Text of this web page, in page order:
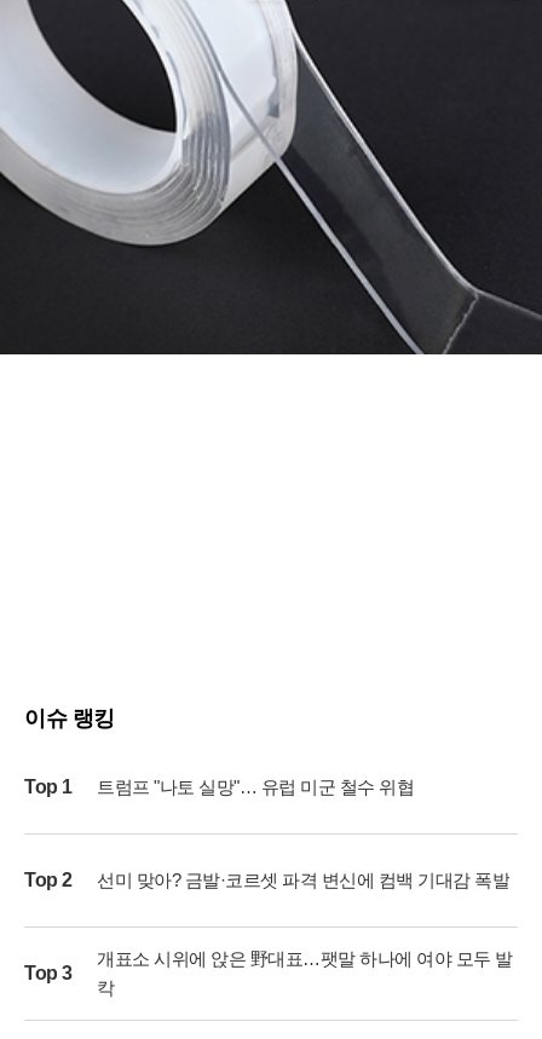
이슈 랭킹
Top 1 트럼프 "나토 실망"… 유럽 미군 철수 위협
Top 2 선미 맞아? 금발·코르셋 파격 변신에 컴백 기대감 폭발
Top 3
개표소 시위에 앉은 野대표…팻말 하나에 여야 모두 발
칵